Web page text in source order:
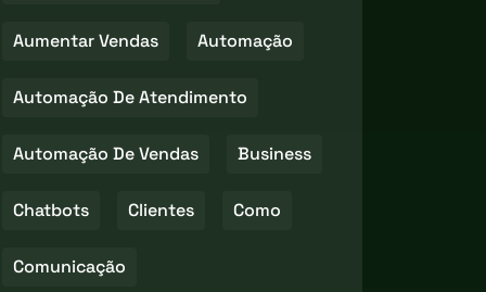
Aumentar Vendas Automação
Automação De Atendimento
Automação De Vendas Business
Chatbots Clientes Como
Comunicação